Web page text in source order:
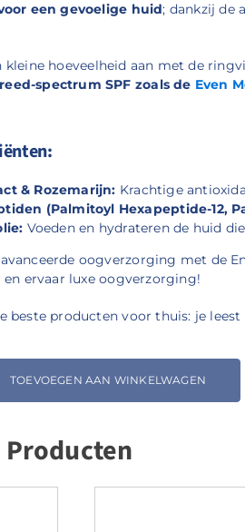
een gevoelige huid; dankzij de
kleine hoeveelheid aan met de
spectrum SPF zoals de Even
& Rozemarijn: Krachtige
(Palmitoyl Hexapeptide-12,
Voeden en hydrateren de huid
oogverzorging met de
ervaar luxe oogverzorging!
beste producten voor thuis: je leest
TOEVOEGEN AAN WINKELWAGEN